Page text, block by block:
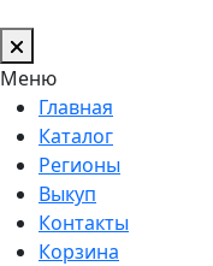
Меню
Главная
Каталог
Регионы
Выкуп
Контакты
Корзина